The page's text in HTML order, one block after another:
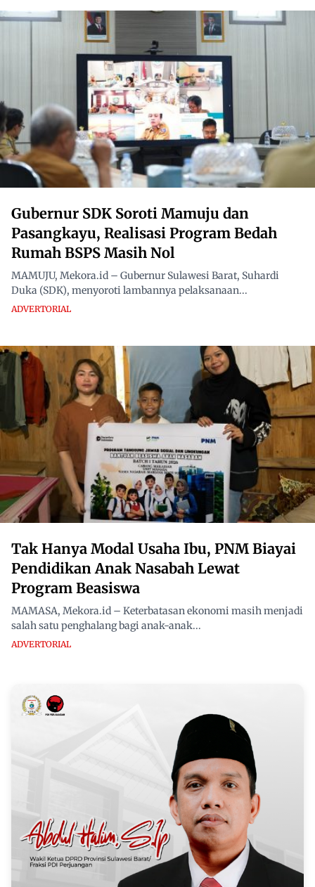
Gubernur SDK Soroti Mamuju dan
Pasangkayu, Realisasi Program Bedah
Rumah BSPS Masih Nol
MAMUJU, Mekora.id – Gubernur Sulawesi Barat, Suhardi
Duka (SDK), menyoroti lambannya pelaksanaan...
ADVERTORIAL
Tak Hanya Modal Usaha Ibu, PNM Biayai
Pendidikan Anak Nasabah Lewat
Program Beasiswa
MAMASA, Mekora.id – Keterbatasan ekonomi masih menjadi
salah satu penghalang bagi anak-anak...
ADVERTORIAL